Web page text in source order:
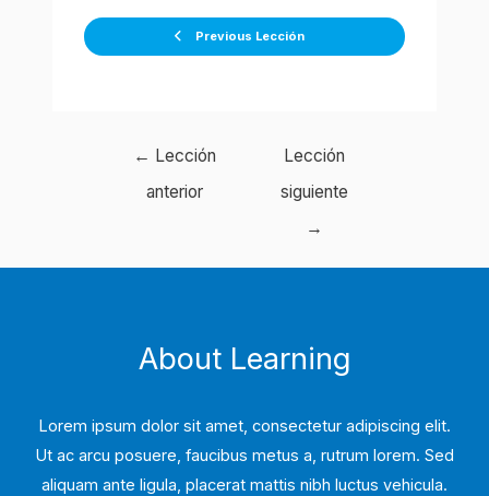
Previous Lección
Navegación
← Lección
anterior
Lección
siguiente
→
About Learning
Lorem ipsum dolor sit amet, consectetur adipiscing elit.
Ut ac arcu posuere, faucibus metus a, rutrum lorem. Sed
aliquam ante ligula, placerat mattis nibh luctus vehicula.